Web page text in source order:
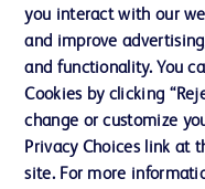
Assistance
Nous contacter
Préférences en matière de
you interact with our
and improve
and functionality. You
Cookies by clicking
change or customize
Privacy Choices link at
site. For more